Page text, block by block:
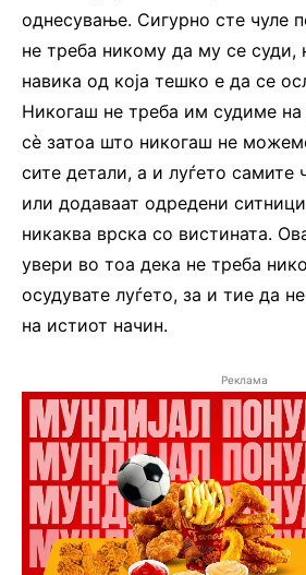
однесување. Сигурно сте чуле
не треба никому да му се суди,
навика од која тешко е да се
Никогаш не треба им судиме на
сè затоа што никогаш не
сите детали, а и луѓето самите
или додаваат одредени
никаква врска со вистината.
увери во тоа дека не треба
осудувате луѓето, за и тие да
на истиот начин.
Реклама